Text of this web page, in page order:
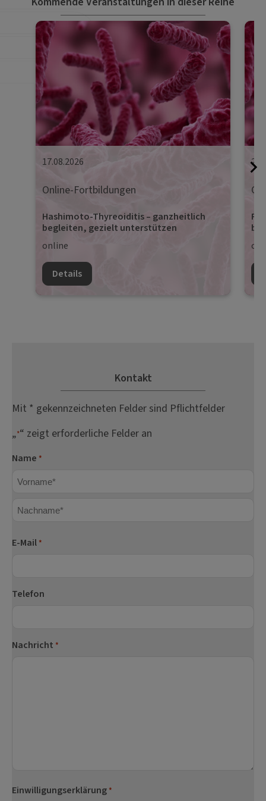
17.08.2026
Online-Fortbildungen
Hashimoto-Thyreoiditis – ganzheitlich
begleiten, gezielt unterstützen
online
Details
Kontakt
Mit * gekennzeichneten Felder sind Pflichtfelder
„*“ zeigt erforderliche Felder an
Name *
E-Mail *
Telefon
Nachricht *
Einwilligungserklärung *